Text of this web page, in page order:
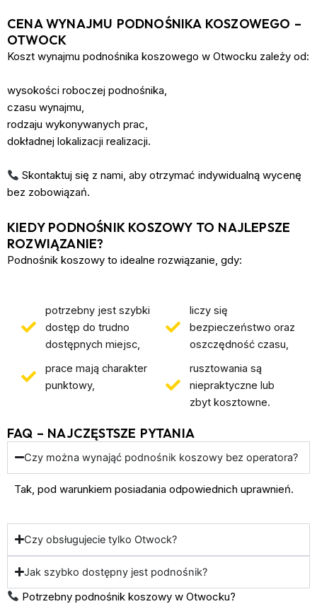
CENA WYNAJMU PODNOŚNIKA KOSZOWEGO –
OTWOCK
Koszt wynajmu podnośnika koszowego w Otwocku zależy od:
wysokości roboczej podnośnika,
czasu wynajmu,
rodzaju wykonywanych prac,
dokładnej lokalizacji realizacji.
Skontaktuj się z nami, aby otrzymać indywidualną wycenę
bez zobowiązań.
KIEDY PODNOŚNIK KOSZOWY TO NAJLEPSZE
ROZWIĄZANIE?
Podnośnik koszowy to idealne rozwiązanie, gdy:
potrzebny jest szybki
dostęp do trudno
dostępnych miejsc,
prace mają charakter
punktowy,
liczy się
bezpieczeństwo oraz
oszczędność czasu,
rusztowania są
niepraktyczne lub
zbyt kosztowne.
FAQ – NAJCZĘSTSZE PYTANIA
Czy można wynająć podnośnik koszowy bez operatora?
Tak, pod warunkiem posiadania odpowiednich uprawnień.
Czy obsługujecie tylko Otwock?
Jak szybko dostępny jest podnośnik?
Potrzebny podnośnik koszowy w Otwocku?